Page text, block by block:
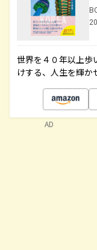
世界を４０年以上歩
けする、人生を輝か
AD